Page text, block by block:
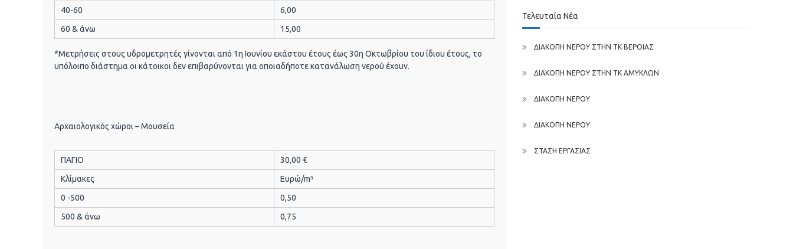
40-60
6,00
60 & άνω
15,00
*Μετρήσεις στους υδρομετρητές γίνονται από 1η Ιουνίου εκάστου έτους έως 30η Οκτωβρίου του ίδιου έτους, το
υπόλοιπο διάστημα οι κάτοικοι δεν επιβαρύνονται για οποιαδήποτε κατανάλωση νερού έχουν.
Αρχαιολογικός χώροι – Μουσεία
ΠΑΓΙΟ
30,00 €
Κλίμακες
Ευρώ/m³
0 -500
0,50
500 & άνω
0,75
Τελευταία Νέα
ΔΙΑΚΟΠΗ ΝΕΡΟΥ ΣΤΗΝ ΤΚ ΒΕΡΟΙΑΣ
ΔΙΑΚΟΠΗ ΝΕΡΟΥ ΣΤΗΝ ΤΚ ΑΜΥΚΛΩΝ
ΔΙΑΚΟΠΗ ΝΕΡΟΥ
ΔΙΑΚΟΠΗ ΝΕΡΟΥ
ΣΤΑΣΗ ΕΡΓΑΣΙΑΣ